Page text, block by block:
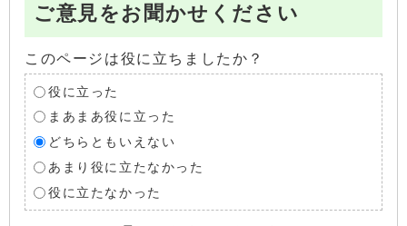
ご意見をお聞かせください
このページは役に立ちましたか？
役に立った
まあまあ役に立った
どちらともいえない
あまり役に立たなかった
役に立たなかった